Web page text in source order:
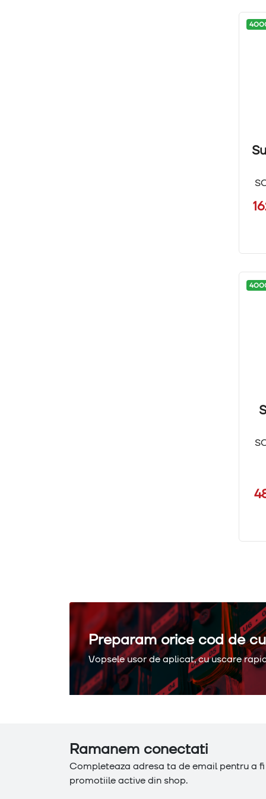
Preparam orice cod de
Vopsele usor de aplicat, cu uscare
Ramanem conectati
Completeaza adresa ta de email pentru a
promotiile active din shop.